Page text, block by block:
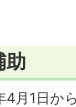
助
4月1日か